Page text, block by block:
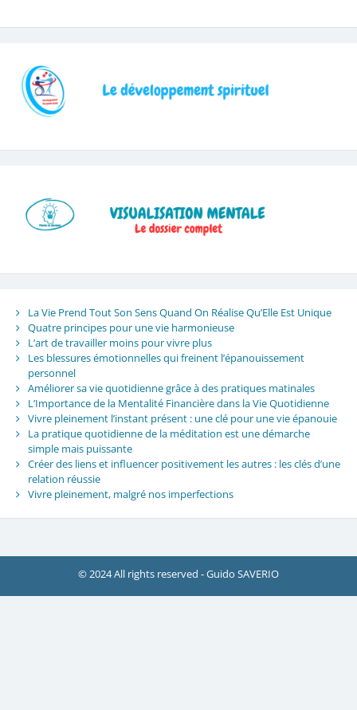
La Vie Prend Tout Son Sens Quand On Réalise Qu’Elle Est Unique
Quatre principes pour une vie harmonieuse
L’art de travailler moins pour vivre plus
Les blessures émotionnelles qui freinent l’épanouissement
personnel
Améliorer sa vie quotidienne grâce à des pratiques matinales
L’Importance de la Mentalité Financière dans la Vie Quotidienne
Vivre pleinement l’instant présent : une clé pour une vie épanouie
La pratique quotidienne de la méditation est une démarche
simple mais puissante
Créer des liens et influencer positivement les autres : les clés d’une
relation réussie
Vivre pleinement, malgré nos imperfections
© 2024 All rights reserved - Guido SAVERIO